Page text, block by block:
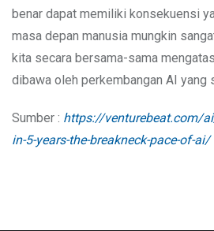
benar dapat memiliki konsekuensi
masa depan manusia mungkin
kita secara bersama-sama
dibawa oleh perkembangan AI yang
Sumber : https://venturebeat.com/
in-5-years-the-breakneck-pace-of-ai/